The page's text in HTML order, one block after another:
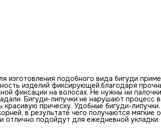
изготовления подобного вида бигуди
изделий фиксирующей,благодаря
фиксации на волосах. Не нужны ни
Бигуди-липучки не нарушают процесс
красивую прическу. Удобные бигуди-
в результате чего получаются мягкие
отлично подойдут для ежедневной укладки.